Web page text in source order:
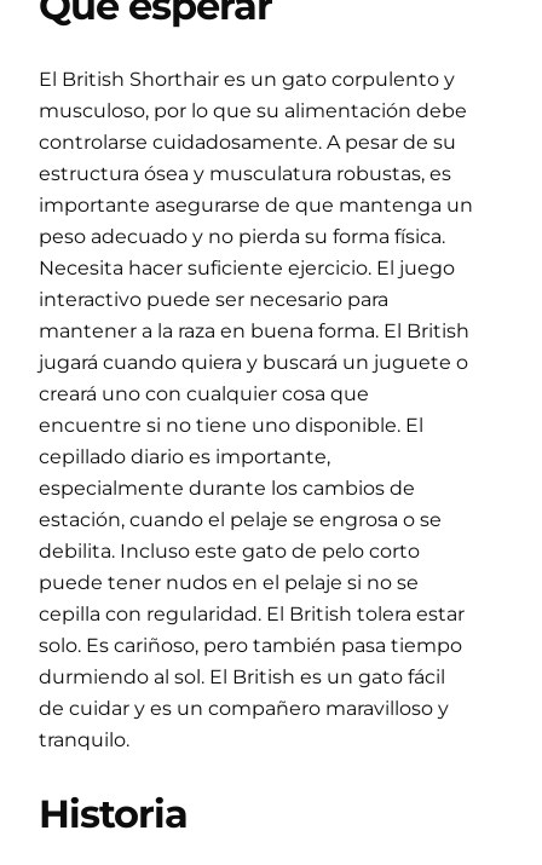
El British Shorthair es un gato corpulento y
musculoso, por lo que su alimentación debe
controlarse cuidadosamente. A pesar de su
estructura ósea y musculatura robustas, es
importante asegurarse de que mantenga un
peso adecuado y no pierda su forma física.
Necesita hacer suficiente ejercicio. El juego
interactivo puede ser necesario para
mantener a la raza en buena forma. El British
jugará cuando quiera y buscará un juguete o
creará uno con cualquier cosa que
encuentre si no tiene uno disponible. El
cepillado diario es importante,
especialmente durante los cambios de
estación, cuando el pelaje se engrosa o se
debilita. Incluso este gato de pelo corto
puede tener nudos en el pelaje si no se
cepilla con regularidad. El British tolera estar
solo. Es cariñoso, pero también pasa tiempo
durmiendo al sol. El British es un gato fácil
de cuidar y es un compañero maravilloso y
tranquilo.
Historia